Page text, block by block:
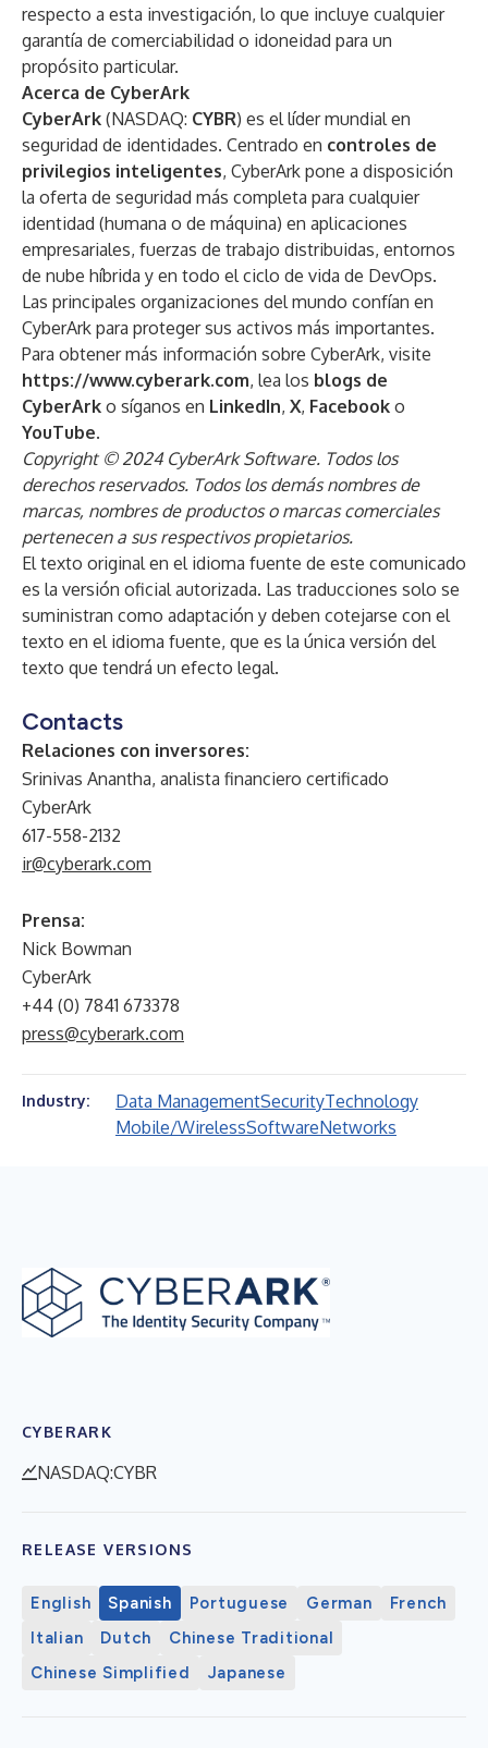
respecto a esta investigación, lo que incluye cualquier
garantía de comerciabilidad o idoneidad para un
propósito particular.
Acerca de CyberArk
CyberArk (NASDAQ: CYBR) es el líder mundial en
seguridad de identidades. Centrado en controles de
privilegios inteligentes, CyberArk pone a disposición
la oferta de seguridad más completa para cualquier
identidad (humana o de máquina) en aplicaciones
empresariales, fuerzas de trabajo distribuidas, entornos
de nube híbrida y en todo el ciclo de vida de DevOps.
Las principales organizaciones del mundo confían en
CyberArk para proteger sus activos más importantes.
Para obtener más información sobre CyberArk, visite
https://www.cyberark.com, lea los blogs de
CyberArk o síganos en LinkedIn, X, Facebook o
YouTube.
Copyright © 2024 CyberArk Software. Todos los
derechos reservados. Todos los demás nombres de
marcas, nombres de productos o marcas comerciales
pertenecen a sus respectivos propietarios.
El texto original en el idioma fuente de este comunicado
es la versión oficial autorizada. Las traducciones solo se
suministran como adaptación y deben cotejarse con el
texto en el idioma fuente, que es la única versión del
texto que tendrá un efecto legal.
Contacts
Relaciones con inversores:
Srinivas Anantha, analista financiero certificado
CyberArk
617-558-2132
ir@cyberark.com
Prensa:
Nick Bowman
CyberArk
+44 (0) 7841 673378
press@cyberark.com
Industry: Data ManagementSecurityTechnology
Mobile/WirelessSoftwareNetworks
CYBERARK
NASDAQ:CYBR
RELEASE VERSIONS
English Spanish Portuguese German
French
Italian
Dutch
Chinese Traditional
Chinese Simplified
Japanese